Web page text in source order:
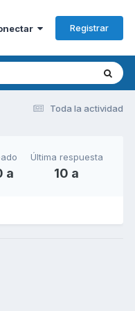
Registrar
Toda la actividad
a
Última respuesta
10 a